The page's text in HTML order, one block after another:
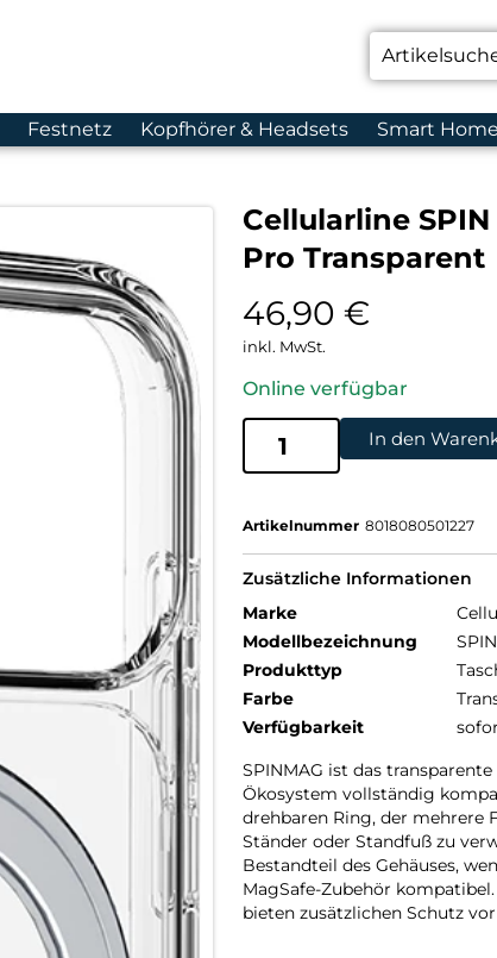
Festnetz Kopfhörer & Headsets Smart
Cellularline
Pro Transparent
46,90 €
inkl. MwSt.
Online verfügbar
In den
Artikelnummer 8018080501227
Zusätzliche Informationen
Marke
Modellbezeichnung
Produkttyp
Farbe
Verfügbarkeit
SPINMAG ist das
Ökosystem vollständig
drehbaren Ring, der mehrere
Ständer oder Standfuß zu
Bestandteil des Gehäuses,
MagSafe-Zubehör
bieten zusätzlichen Schutz